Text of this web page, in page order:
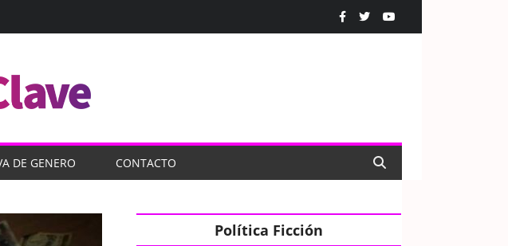
DE GENERO CONTACTO
Política Ficción